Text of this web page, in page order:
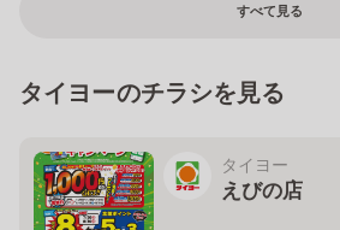
すべて見る
タイヨーのチラシを見る
タイヨー
えびの店